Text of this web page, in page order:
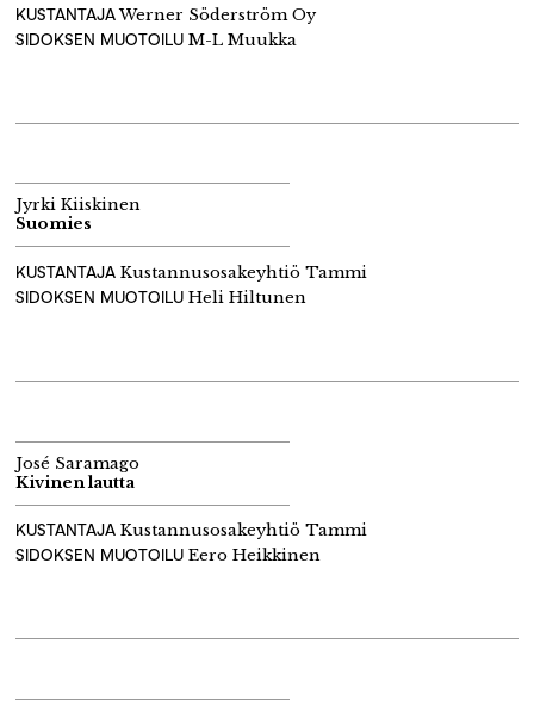
KUSTANTAJAWerner Söderström Oy
SIDOKSEN MUOTOILU M-L Muukka
Jyrki Kiiskinen
Suomies
KUSTANTAJA Kustannusosakeyhtiö Tammi
SIDOKSEN MUOTOILU Heli Hiltunen
José Saramago
Kivinen lautta
KUSTANTAJA Kustannusosakeyhtiö Tammi
SIDOKSEN MUOTOILU Eero Heikkinen